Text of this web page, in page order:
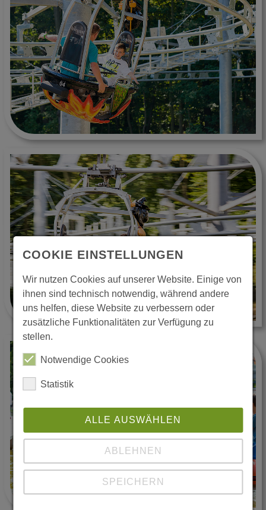
COOKIE EINSTELLUNGEN
Wir nutzen Cookies auf unserer Website. Einige von
ihnen sind technisch notwendig, während andere
uns helfen, diese Website zu verbessern oder
zusätzliche Funktionalitäten zur Verfügung zu
stellen.
Notwendige Cookies
Statistik
ALLE AUSWÄHLEN
ABLEHNEN
SPEICHERN